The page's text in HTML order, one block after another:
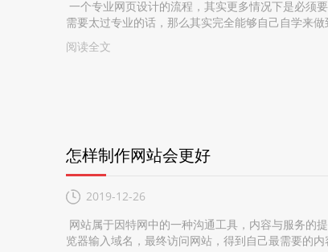
一个专业网页设计的流程，其实更多情况下是必须
需要太过专业的话，那么其实完全能够自己自学来做
阅读全文
怎样制作网站会更好
2019-12-26
网站属于因特网中的一种沟通工具，内容与服务的
览器输入域名，最终访问网站，得到自己最需要的内